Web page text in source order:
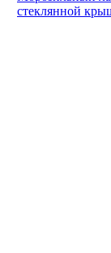
стеклянной